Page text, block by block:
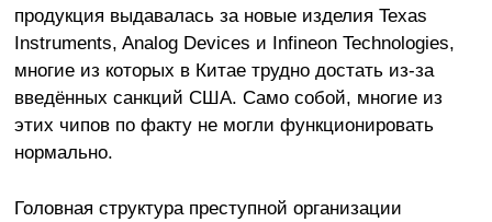
продукция выдавалась за новые изделия Texas
Instruments, Analog Devices и Infineon Technologies,
многие из которых в Китае трудно достать из-за
введённых санкций США. Само собой, многие из
этих чипов по факту не могли функционировать
нормально.
Головная структура преступной организации